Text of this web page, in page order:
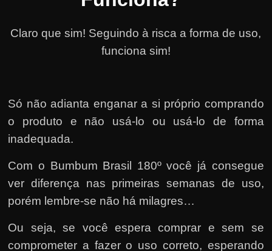
Claro que sim! Seguindo à risca a forma de uso,
funciona sim!
Só não adianta enganar a si próprio comprando
o produto e não usá-lo ou usá-lo de forma
inadequada.
Com o Bumbum Brasil 180º você já consegue
ver diferença nas primeiras semanas de uso,
porém lembre-se não há milagres…
Ou seja, se você espera comprar e sem se
comprometer a fazer o uso correto, esperando